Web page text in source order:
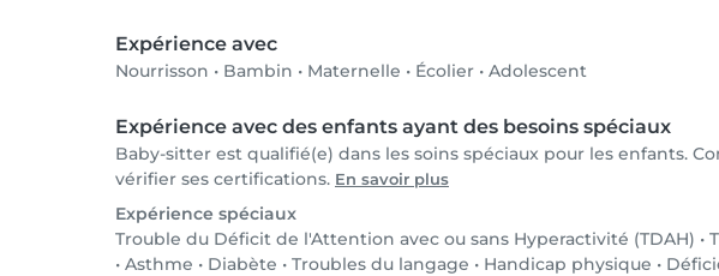
Expérience avec
Nourrisson • Bambin • Maternelle • Écolier • Adolescent
Expérience avec des enfants ayant des besoins spéciaux
Baby-sitter est qualifié(e) dans les soins spéciaux pour les enfants.
vérifier ses certifications. En savoir plus
Expérience spéciaux
Trouble du Déficit de l'Attention avec ou sans Hyperactivité (TDAH) •
• Asthme • Diabète • Troubles du langage • Handicap physique •